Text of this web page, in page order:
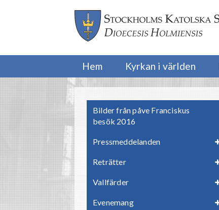
Hem Kyrkan i världen
Bilder från påve Franciskus
besök 2016
Pressmeddelanden
Reträtter
Vallfärder
Evenemang